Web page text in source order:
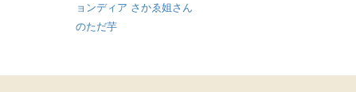
ョンディア さかゑ姐さん
のただ芋